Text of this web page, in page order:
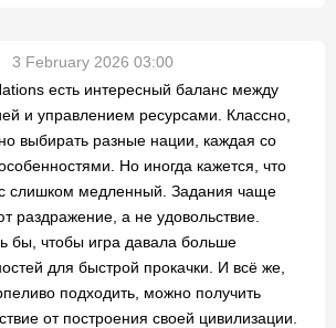
3 February 2026 03:00
есть интересный баланс между
и управлением ресурсами. Классно,
выбирать разные нации, каждая со
Но иногда кажется, что
слишком медленный. Задания чаще
раздражение, а не удовольствие.
бы, чтобы игра давала больше
для быстрой прокачки. И всё же,
подходить, можно получить
от построения своей цивилизации.